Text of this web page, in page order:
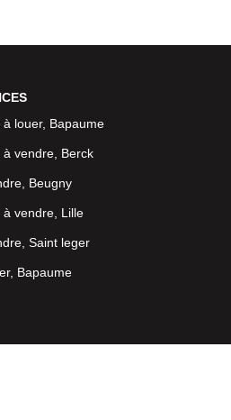
louer, Bapaume
vendre, Berck
Beugny
vendre, Lille
Saint leger
Bapaume